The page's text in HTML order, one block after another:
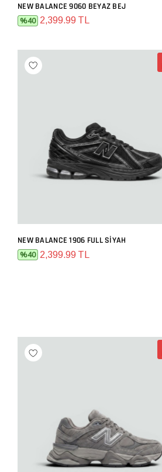
SEPETE EKLE
NEW BALANCE 9060 BEYAZ BEJ
%40 2,399.99 TL
SEPETE EKLE
NEW BALANCE 1906 FULL SIYAH
%40 2,399.99 TL